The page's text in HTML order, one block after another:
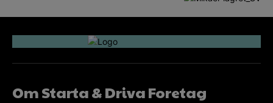
Om Starta & Driva Foretag